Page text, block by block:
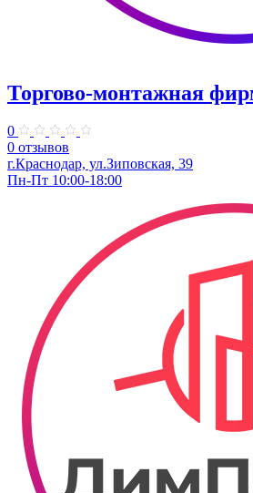
Торгово-монтажная
0
0 отзывов
г.Краснодар, ул.Зиповская, 39
Пн-Пт 10:00-18:00